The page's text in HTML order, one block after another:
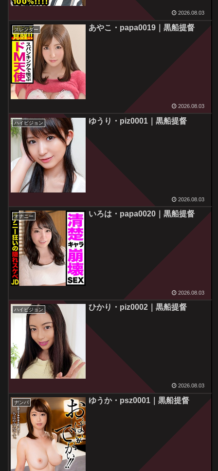
2026.08.03
スレンダー あやこ・papa0019｜黒船提督
2026.08.03
ハイビジョン ゆうり・piz0001｜黒船提督
2026.08.03
オナニー いろは・papa0020｜黒船提督
2026.08.03
ハイビジョン ひかり・piz0002｜黒船提督
2026.08.03
ナンパ ゆうか・psz0001｜黒船提督